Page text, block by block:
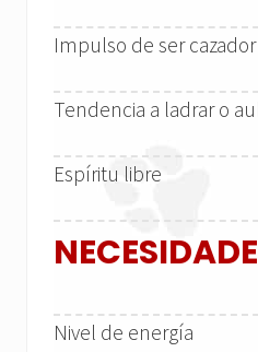
Impulso de ser cazador
Tendencia a ladrar o
Espíritu libre
Nivel de energía